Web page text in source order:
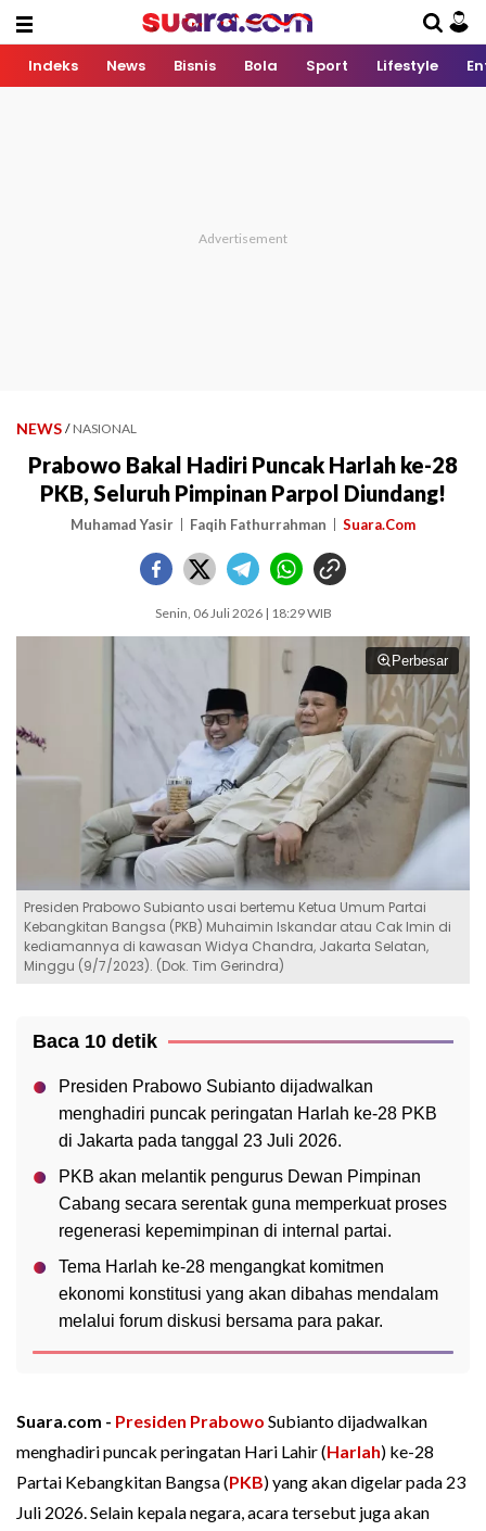
Indeks News Bisnis Bola Sport Lifestyle
NEWS / NASIONAL
Prabowo Bakal Hadiri Puncak Harlah ke-28
PKB, Seluruh Pimpinan Parpol Diundang!
Muhamad Yasir Faqih Fathurrahman Suara.Com
Senin, 06 Juli 2026 | 18:29 WIB
Perbesar
Presiden Prabowo Subianto usai bertemu Ketua Umum Partai
Kebangkitan Bangsa (PKB) Muhaimin Iskandar atau Cak Imin di
kediamannya di kawasan Widya Chandra, Jakarta Selatan,
Minggu (9/7/2023). (Dok. Tim Gerindra)
Baca 10 detik
Presiden Prabowo Subianto dijadwalkan
menghadiri puncak peringatan Harlah ke-28 PKB
di Jakarta pada tanggal 23 Juli 2026.
PKB akan melantik pengurus Dewan Pimpinan
Cabang secara serentak guna memperkuat proses
regenerasi kepemimpinan di internal partai.
Tema Harlah ke-28 mengangkat komitmen
ekonomi konstitusi yang akan dibahas mendalam
melalui forum diskusi bersama para pakar.
Suara.com - Presiden Prabowo Subianto dijadwalkan
menghadiri puncak peringatan Hari Lahir (Harlah) ke-28
Partai Kebangkitan Bangsa (PKB) yang akan digelar pada 23
Juli 2026. Selain kepala negara, acara tersebut juga akan